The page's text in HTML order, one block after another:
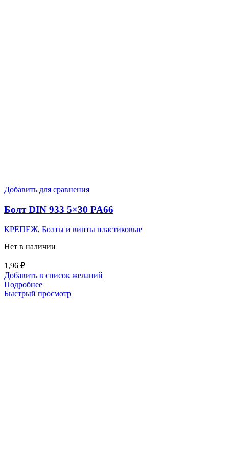
Добавить для сравнения
Болт DIN 933 5×30 PA66
КРЕПЕЖ, Болты и винты пластиковые
Нет в наличии
1,96 ₽
Добавить в список желаний
Подробнее
Быстрый просмотр